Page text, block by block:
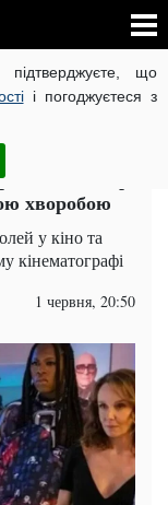
що
і погоджуєтеся з
В УКРАЇНІ
НА РУССКОМ
помер
хворобою
у кіно та
кінематографі
1 червня, 20:50